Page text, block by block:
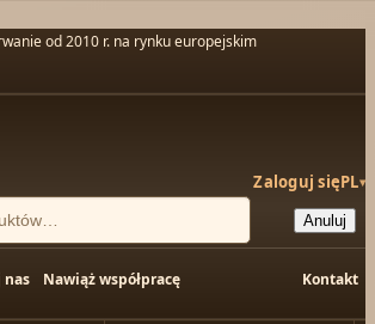
od 2010 r. na rynku europejskim
Zaloguj sięPL▾
Anuluj
nas Nawiąż współpracę Kontakt